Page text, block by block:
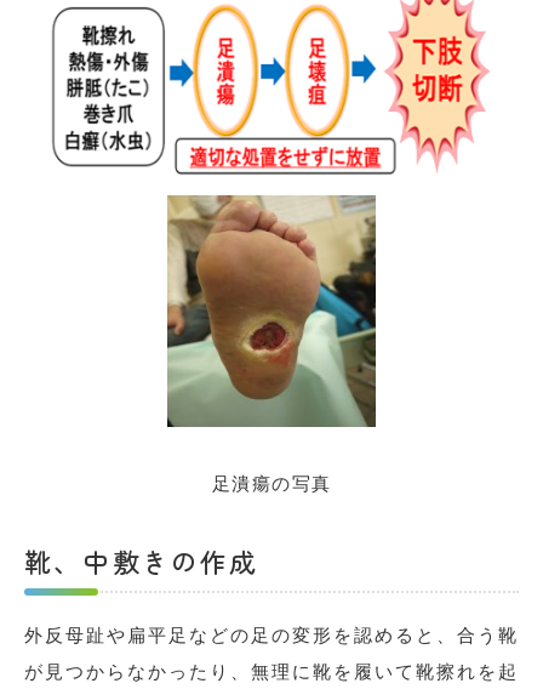
足潰瘍の写真
靴、中敷きの作成
外反母趾や扁平足などの足の変形を認めると、合う靴
が見つからなかったり、無理に靴を履いて靴擦れを起